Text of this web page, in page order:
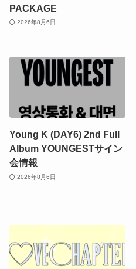
PACKAGE
2026年8月6日
Young K (DAY6) 2nd Full
Album YOUNGESTサイン
会情報
2026年8月6日